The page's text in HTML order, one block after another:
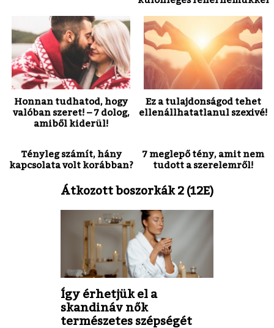
Honnan tudhatod, hogy
valóban szeret! – 7 dolog,
amiből kiderül!
Ez a tulajdonságod tehet
ellenállhatatlanul szexivé!
Tényleg számít, hány
kapcsolata volt korábban?
7 meglepő tény, amit nem
tudott a szerelemről!
Átkozott boszorkák 2 (12E)
Így érhetjük el a
skandináv nők
természetes szépségét